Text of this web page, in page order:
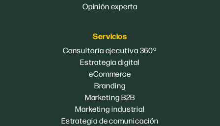
Opinión experta
Servicios
Consultoría ejecutiva 360º
Estrategia digital
eCommerce
Branding
Marketing B2B
Marketing industrial
Estrategia de comunicación